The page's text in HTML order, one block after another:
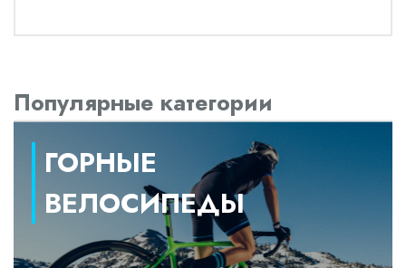
Популярные категории
ГОРНЫЕ
ВЕЛОСИПЕДЫ